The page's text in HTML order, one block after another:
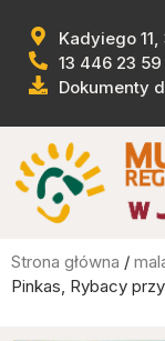
Kadyiego
13 446 23 59
Dokumenty
Strona główna /
Pinkas, Rybacy